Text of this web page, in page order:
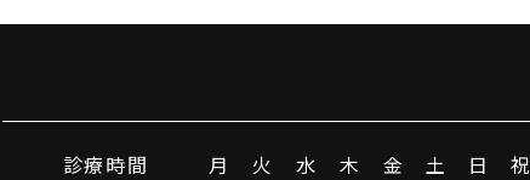
診療時間 月 火 水 木 金 土 日 祝